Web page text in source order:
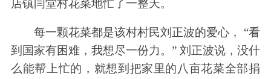
店镇闫堂村花菜地忙了一整天。
每一颗花菜都是该村村民刘正波的爱心， “看
到国家有困难，我想尽一份力。” 刘正波说，没什
么能帮上忙的，就想到把家里的八亩花菜全部捐